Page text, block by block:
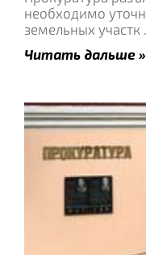
необходимо
земельных участк
Читать дальше »